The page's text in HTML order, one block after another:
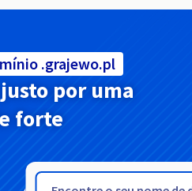
.grajewo.pl
por uma
forte